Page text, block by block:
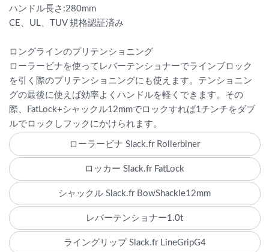
ハンドル長さ:280mm
CE、UL、TUV 規格認証済み
ロングラインのプリテンショニング
ローラービナを使ってレバーテンショナーでラインブロック
を引く際のプリテンショニングにも使えます。テンショニン
グの最後に使えば効率よくハンドルを軽くできます。その
際、FatLock+シャックル12mmでロックすれば1チンチをダブ
ルでロックしフックにかけられます。
ローラービナ Slack.fr Rollerbiner
ロッカー Slack.fr FatLock
シャックル Slack.fr BowShackle12mm
レバーテンショナー1.0t
ライングリップ Slack.fr LineGripG4